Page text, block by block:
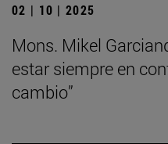
02 | 10 | 2025
Mons. Mikel
estar siempre en
cambio”